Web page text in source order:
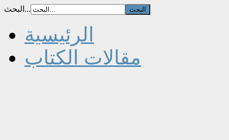
البحث...
الرئيسية
مقالات الكتاب